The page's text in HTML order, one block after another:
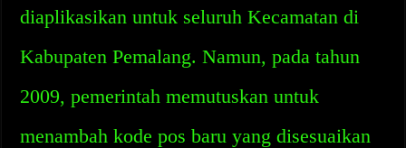
diaplikasikan untuk seluruh Kecamatan di
Kabupaten Pemalang. Namun, pada tahun
2009, pemerintah memutuskan untuk
menambah kode pos baru yang disesuaikan